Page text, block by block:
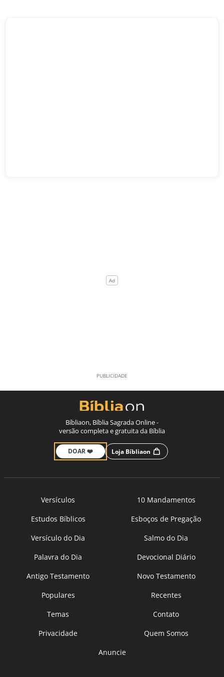
Bíbliaon, Bíblia Sagrada Online -
versão completa e gratuita da Bíblia
DOAR ❤️ Loja Bíbliaon
Versículos
10 Mandamentos
Estudos Bíblicos
Esboços de Pregação
Versículo do Dia
Salmo do Dia
Palavra do Dia
Devocional Diário
Antigo Testamento
Novo Testamento
Populares
Recentes
Temas
Contato
Privacidade
Quem Somos
Anuncie